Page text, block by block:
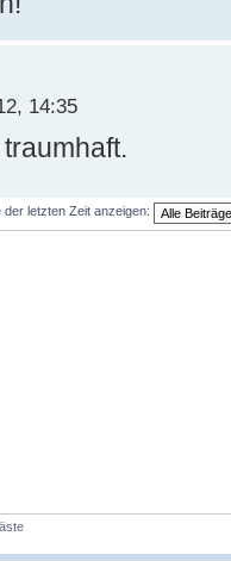
14:35
der letzten Zeit anzeigen: